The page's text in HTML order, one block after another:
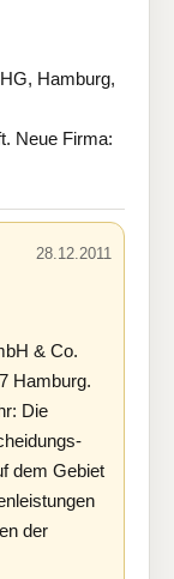
Hamburg,
Neue Firma:
28.12.2011
& Co.
Hamburg.
Die
dem Gebiet
der